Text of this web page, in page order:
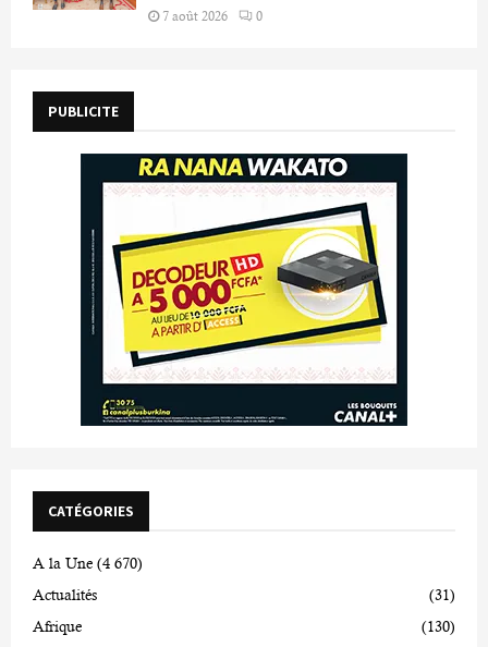
7 août 2026 0
PUBLICITE
CATÉGORIES
A la Une (4 670)
Actualités
(31)
Afrique
(130)